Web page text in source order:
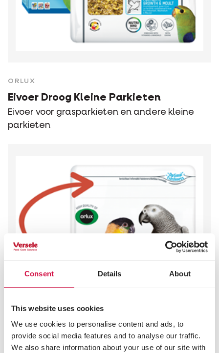
Consent Details About
This website uses cookies
We use cookies to personalise content and ads, to
provide social media features and to analyse our traffic.
We also share information about your use of our site with
ORLUX
Eivoer Droog Kleine Parkieten
Eivoer voor grasparkieten en andere kleine
parkieten